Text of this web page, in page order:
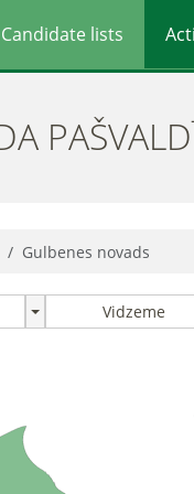
Candidate lists
Gulbenes novads
Vidzeme